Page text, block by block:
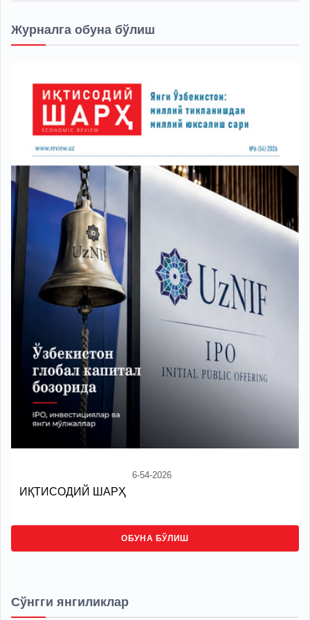
Журналга обуна бўлиш
6-54-2026
ИҚТИСОДИЙ ШАРҲ
ОБУНА БЎЛИШ
Сўнгги янгиликлар